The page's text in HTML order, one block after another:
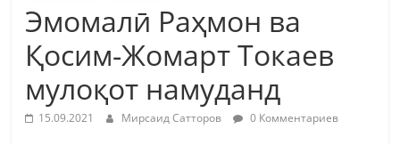
Эмомалӣ Раҳмон ва
Қосим-Жомарт Токаев
мулоқот намуданд
15.09.2021 Мирсаид Сатторов 0 Комментариев